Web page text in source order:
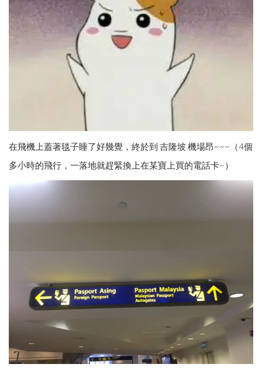
在飛機上蓋著毯子睡了好幾覺，終於到 吉隆坡 機場昂~~~（4個
多小時的飛行，一落地就趕緊換上在某寶上買的電話卡~）